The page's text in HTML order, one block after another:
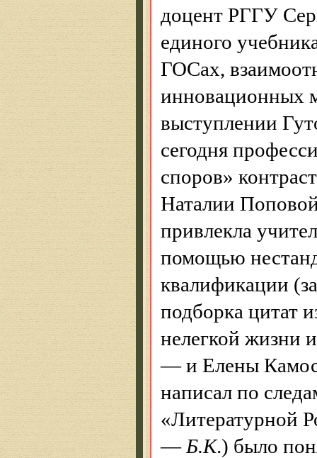
доцент РГГУ
единого
ГОСах,
инновационных
выступлении
сегодня
споров»
Наталии
привлекла
помощью
квалификации
подборка цитат
нелегкой жизни
— и Елены
написал по
«Литературной
— Б.К.) было